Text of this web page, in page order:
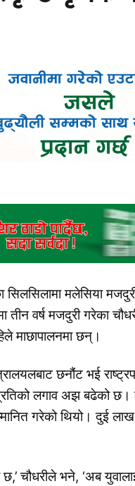
सिलसिलामा मलेसिया
तीन वर्ष मजदुरी गरेका
माछापालनमा छन्।
छनौंट भई
लगाव अझ बढेको
गरेको थियो। दुई लाख
छ,’ चौधरीले भने, ‘अब